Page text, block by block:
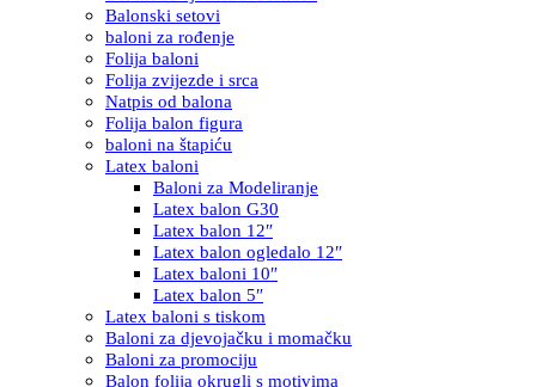
Balonski setovi
baloni za rođenje
Folija baloni
Folija zvijezde i srca
Natpis od balona
Folija balon figura
baloni na štapiću
Latex baloni
Baloni za Modeliranje
Latex balon G30
Latex balon 12″
Latex balon ogledalo 12″
Latex baloni 10″
Latex balon 5″
Latex baloni s tiskom
Baloni za djevojačku i momačku
Baloni za promociju
Balon folija okrugli s motivima